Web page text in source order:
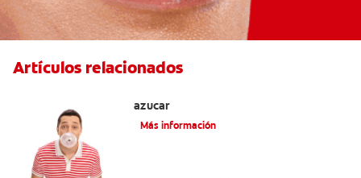
Artículos relacionados
azúcar
Más información